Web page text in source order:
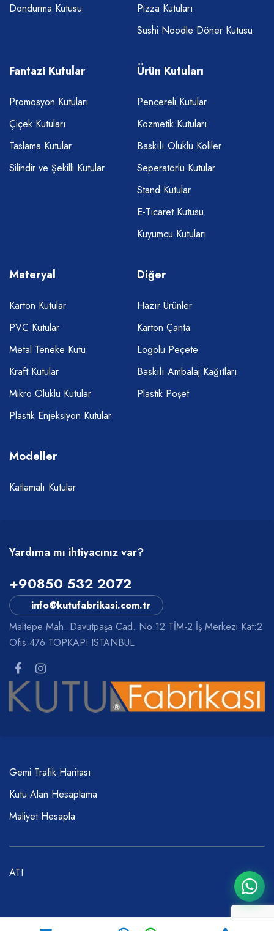
Dondurma Kutusu
Pizza Kutuları
Sushi Noodle Döner Kutusu
Fantazi Kutular
Promosyon Kutuları
Çiçek Kutuları
Taslama Kutular
Silindir ve Şekilli Kutular
Ürün Kutuları
Pencereli Kutular
Kozmetik Kutuları
Baskılı Oluklu Koliler
Seperatörlü Kutular
Stand Kutular
E-Ticaret Kutusu
Kuyumcu Kutuları
Materyal
Karton Kutular
PVC Kutular
Metal Teneke Kutu
Kraft Kutular
Mikro Oluklu Kutular
Plastik Enjeksiyon Kutular
Diğer
Hazır Ürünler
Karton Çanta
Logolu Peçete
Baskılı Ambalaj Kağıtları
Plastik Poşet
Modeller
Katlamalı Kutular
Yardıma mı ihtiyacınız var?
+90850 532 2072
info@kutufabrikasi.com.tr
Maltepe Mah. Davutpaşa Cad. No:12 TİM-2 İş Merkezi Kat:2
Ofis:476 TOPKAPI ISTANBUL
Gemi Trafik Haritası
Kutu Alan Hesaplama
Maliyet Hesapla
ATI